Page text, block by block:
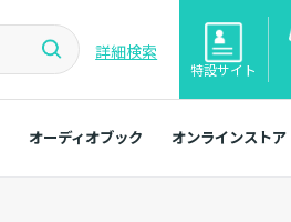
詳細検索
特設サイト
オーディオブック オンラインストア